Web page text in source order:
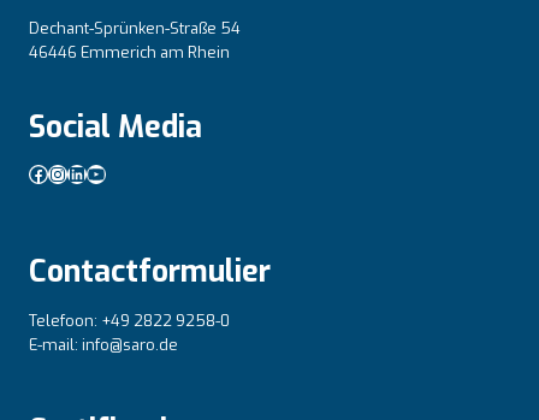
Dechant-Sprünken-Straße 54
46446 Emmerich am Rhein
Social Media
Facebook
Instagram
LinkedIn
YouTube
Contactformulier
Telefoon: +49 2822 9258-0
E-mail: info@saro.de